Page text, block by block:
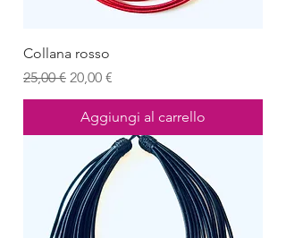
Collana rosso
Prezzo regolare
25,00 € Prezzo scontato
20,00 €
Aggiungi al carrello